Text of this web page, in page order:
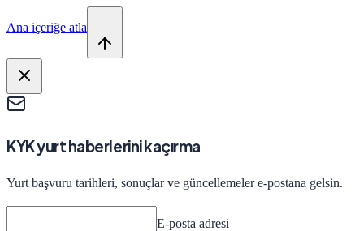
Ana içeriğe atla
KYK yurt haberlerini kaçırma
Yurt başvuru tarihleri, sonuçlar ve güncellemeler e-postana gelsin.
E-posta adresi